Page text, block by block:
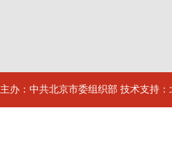
主办：中共北京市委组织部 技术支持